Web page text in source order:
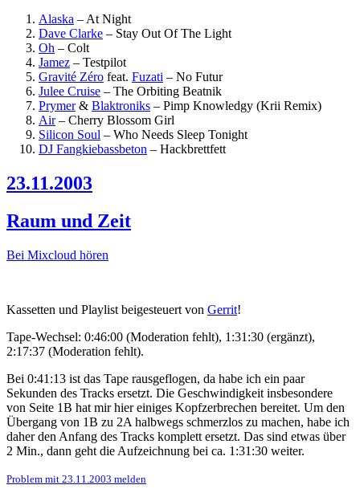
Alaska – At Night
Dave Clarke – Stay Out Of The Light
Oh – Colt
Jamez – Testpilot
Gravité Zéro feat. Fuzati – No Futur
Julee Cruise – The Orbiting Beatnik
Prymer& Blaktroniks – Pimp Knowledgy (Krii Remix)
Air– Cherry Blossom Girl
Silicon Soul – Who Needs Sleep Tonight
DJ Fangkiebassbeton – Hackbrettfett
23.11.2003
Raum und Zeit
Bei Mixcloud hören
Kassetten und Playlist beigesteuert von Gerrit!
Tape-Wechsel: 0:46:00 (Moderation fehlt), 1:31:30 (ergänzt),
2:17:37 (Moderation fehlt).
Bei 0:41:13 ist das Tape rausgeflogen, da habe ich ein paar
Sekunden des Tracks ersetzt. Die Geschwindigkeit insbesondere
von Seite 1B hat mir hier einiges Kopfzerbrechen bereitet. Um den
Übergang von 1B zu 2A halbwegs schmerzlos zu machen, habe ich
daher den Anfang des Tracks komplett ersetzt. Das sind etwas über
2 Min., dann geht die Aufzeichnung bei ca. 1:31:30 weiter.
Problem mit 23.11.2003 melden